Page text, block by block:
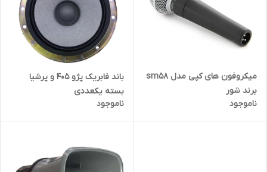
میکروفون های کپی مدل sm58
برند شور
ناموجود
باند فابریک پژو 405 و پرشیا
بسته یکعددی
ناموجود